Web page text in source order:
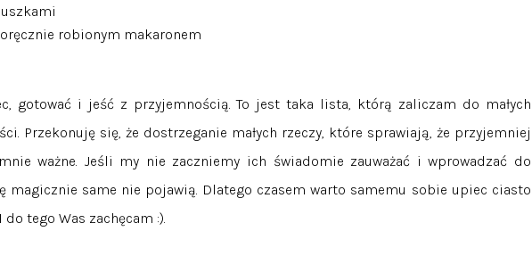
robionym makaronem
gotować i jeść z przyjemnością. To jest taka lista, którą zaliczam do małych
Przekonuję się, że dostrzeganie małych rzeczy, które sprawiają, że przyjemniej
ważne. Jeśli my nie zaczniemy ich świadomie zauważać i wprowadzać do
magicznie same nie pojawią. Dlatego czasem warto samemu sobie upiec ciasto
tego Was zachęcam :).